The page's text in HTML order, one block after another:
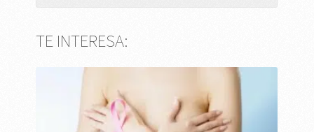
TE INTERESA: